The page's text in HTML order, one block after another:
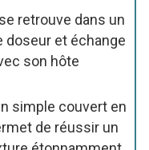
retrouve dans un
doseur et échange
son hôte
simple couvert en
de réussir un